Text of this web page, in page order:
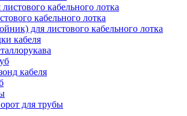
кабельного лотка
кабельного лотка
для листового кабельного лотка
кабеля
кабеля
для трубы